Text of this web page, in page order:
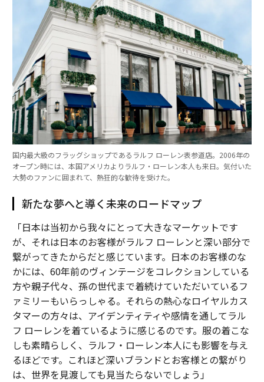
国内最大級のフラッグショップであるラルフ ローレン表参道店。2006年の
オープン時には、本国アメリカよりラルフ・ローレン本人も来日。気付いた
大勢のファンに囲まれて、熱狂的な歓待を受けた。
新たな夢へと導く未来のロードマップ
「日本は当初から我々にとって大きなマーケットです
が、それは日本のお客様がラルフ ローレンと深い部分で
繋がってきたからだと感じています。日本のお客様のな
かには、60年前のヴィンテージをコレクションしている
方や親子代々、孫の世代まで着続けていただいているフ
ァミリーもいらっしゃる。それらの熱心なロイヤルカス
タマーの方々は、アイデンティティや感情を通してラル
フ ローレンを着ているように感じるのです。服の着こな
しも素晴らしく、ラルフ・ローレン本人にも影響を与え
るほどです。これほど深いブランドとお客様との繋がり
は、世界を見渡しても見当たらないでしょう」